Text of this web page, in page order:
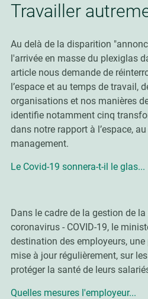
Travailler
Au delà de la disparition
l'arrivée en masse du plexiglas
article nous demandede
l’espace et au temps de travail,
organisations et nos manières
identifie notamment cinq
dans notre rapport à l’espace,
management.
Le Covid-19 sonnera-t-il le glas...
Dans le cadre de la gestion de
coronavirus - COVID-19, le
destination des employeurs,
mise à jour régulièrement, sur
protéger la santé de leurs
Quelles mesures l'employeur...